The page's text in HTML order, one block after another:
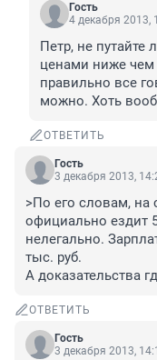
Гость
4 декабря 2013,
Петр, не путайте
ценами ниже чем
правильно все
можно. Хоть
ОТВЕТИТЬ
Гость
3 декабря 2013,
>По его словам, на
официально ездит
нелегально.
тыс. руб.
А доказательства
ОТВЕТИТЬ
Гость
3 декабря 2013,